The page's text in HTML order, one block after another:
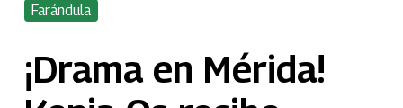
Farándula
¡Drama en Mérida!